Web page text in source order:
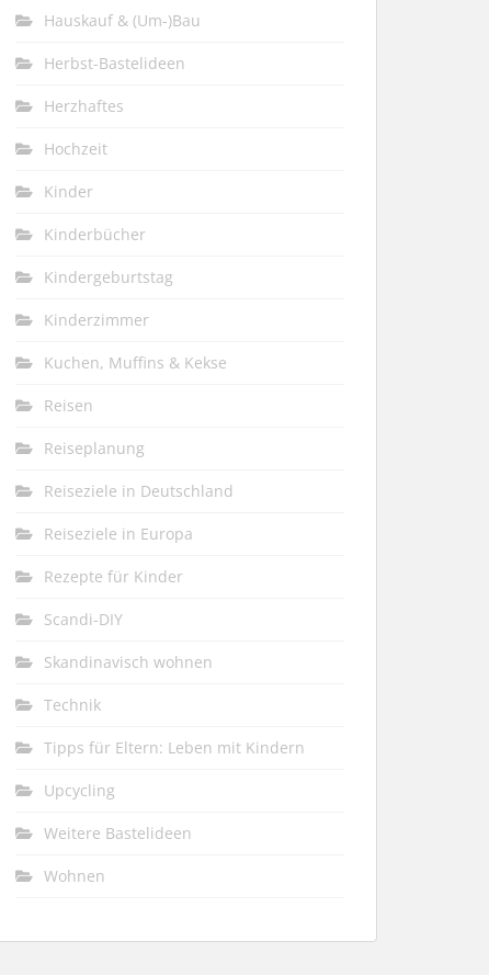
Hauskauf & (Um-)Bau
Herbst-Bastelideen
Herzhaftes
Hochzeit
Kinder
Kinderbücher
Kindergeburtstag
Kinderzimmer
Kuchen, Muffins & Kekse
Reisen
Reiseplanung
Reiseziele in Deutschland
Reiseziele in Europa
Rezepte für Kinder
Scandi-DIY
Skandinavisch wohnen
Technik
Tipps für Eltern: Leben mit Kindern
Upcycling
Weitere Bastelideen
Wohnen